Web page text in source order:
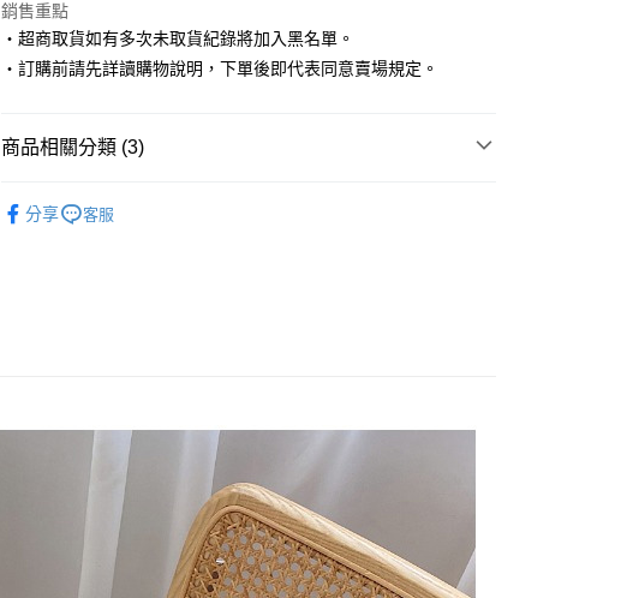
LINE Pay
Apple Pay
Google Pay
【「AFTEE先享後付」結帳流程】
１．於結帳方式選擇「AFTEE先享後付」後，將跳轉至「AFTEE先享後
付」結帳頁面，進行簡訊認證並確認金額後，即可完成結帳。
２．訂單成立數日內，您將收到繳費通知簡訊。
３．收到繳費通知簡訊後14天內，點擊此簡訊中的連結，可透過四大超商
／ATM／網路銀行／等多元方式進行付款，方視為交易完成。
※ 請注意：結帳手續完成當下不需立刻繳費，但若您需要取消訂單，請聯
全家取貨付款
每筆NT$80，滿NT$1,500(含以上)免運費
每筆NT$80，滿NT$1,500(含以上)免運費
銷售重點
‧超商取貨如有多次未取貨紀錄將加入黑名單。
‧訂購前請先詳讀購物說明，下單後即代表同意賣場規定。
商品相關分類 (3)
分享 客服